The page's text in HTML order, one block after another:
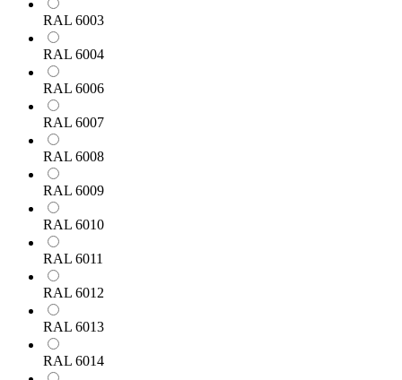
RAL 6003
RAL 6004
RAL 6006
RAL 6007
RAL 6008
RAL 6009
RAL 6010
RAL 6011
RAL 6012
RAL 6013
RAL 6014